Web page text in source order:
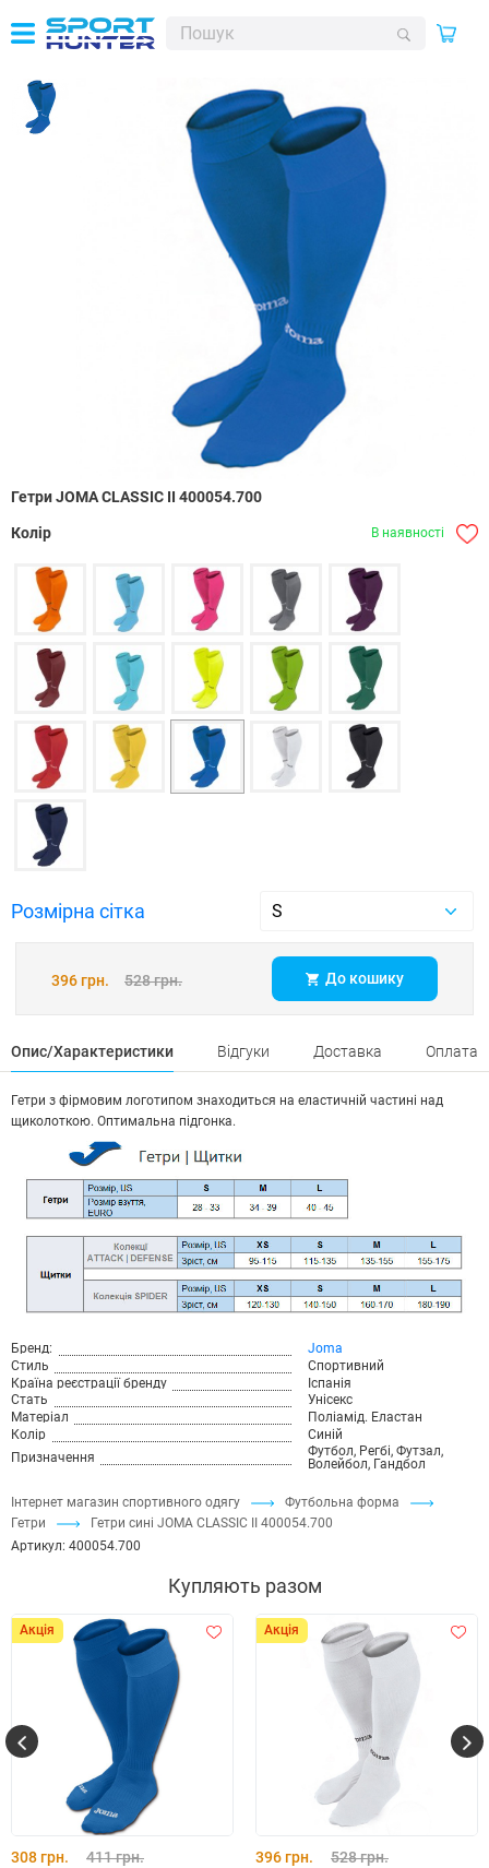
Інтернет магазин спортивного одягу
Футбольна форма
Гетри
Гетри синi JOMA CLASSIC II 400054.700
Гетри JOMA CLASSIC II 400054.700
В наявності
Колір
Розмірна сітка
396 грн. 528 грн. До кошику
Опис/Характеристики Відгуки Доставка Оплата
Гетри з фірмовим логотипом знаходиться на еластичній частині над
щиколоткою. Оптимальна підгонка.
Бренд:
Joma
Стиль
Спортивний
Країна реєстрації бренду
Іспанія
Стать
Унісекс
Матеріал
Поліамід. Еластан
Колір
Синій
Призначення
Футбол, Регбі, Футзал,
Волейбол, Гандбол
Артикул: 400054.700
Купляють разом
Акція
308 грн. 411 грн.
Акція
396 грн. 528 грн.